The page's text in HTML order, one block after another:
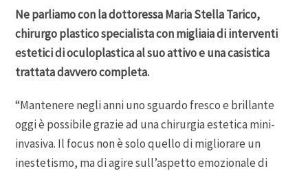
Ne parliamo con la dottoressa Maria Stella Tarico,
chirurgo plastico specialista con migliaia di interventi
estetici di oculoplastica al suo attivo e una casistica
trattata davvero completa.
“Mantenere negli anni uno sguardo fresco e brillante
oggi è possibile grazie ad una chirurgia estetica mini-
invasiva. Il focus non è solo quello di migliorare un
inestetismo, ma di agire sull’aspetto emozionale di